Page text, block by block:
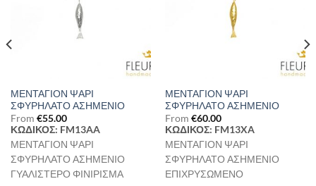
ΜΕΝΤΑΓΙΟΝ ΨΑΡΙ
ΣΦΥΡΗΛΑΤΟ ΑΣΗΜΕΝΙΟ
From €55.00
ΚΩΔΙΚΟΣ: FM13AA
ΜΕΝΤΑΓΙΟΝ ΨΑΡΙ
ΣΦΥΡΗΛΑΤΟ ΑΣΗΜΕΝΙΟ
ΓΥΑΛΙΣΤΕΡΟ ΦΙΝΙΡΙΣΜΑ
ΜΕΝΤΑΓΙΟΝ ΨΑΡΙ
ΣΦΥΡΗΛΑΤΟ ΑΣΗΜΕΝΙΟ
From €60.00
ΚΩΔΙΚΟΣ: FM13XA
ΜΕΝΤΑΓΙΟΝ ΨΑΡΙ
ΣΦΥΡΗΛΑΤΟ ΑΣΗΜΕΝΙΟ
ΕΠΙΧΡΥΣΩΜΕΝΟ